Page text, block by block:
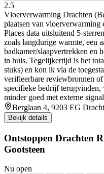
2.5
Vloerverwarming Drachten
plaatsen van vloerverwarming
Places data uitsluitend 5-
zoals langdurige warmte, een
badkamer/slaapvertrekken en
in huis. Tegelijkertijd is het
stuks) en kon ik via de
verifieerbare reviewbronnen
specifieke bedrijf
minder goed met externe
Berglaan 4, 9203 EG
Bekijk details
Ontstoppen Drachten
Gootsteen
Nu open